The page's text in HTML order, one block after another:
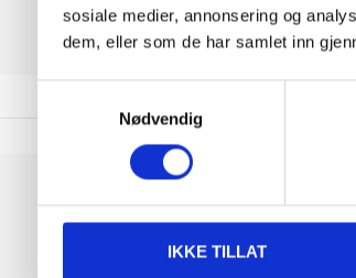
sosiale medier, annonsering og
dem, eller som de har samlet inn
Nødvendig
IKKE TILLAT
46
CRAFTSMENTROUSER LADY 40